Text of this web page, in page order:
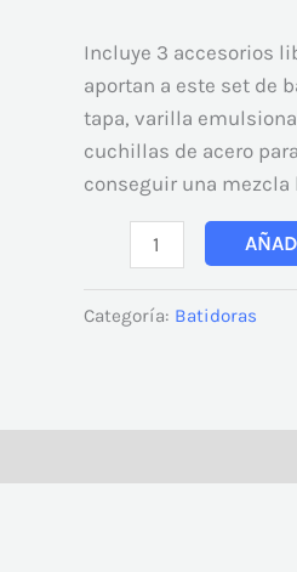
Incluye 3 accesorios
aportan a este set de
tapa, varilla
cuchillas de acero
conseguir una mezcla
Categoría: Batidoras